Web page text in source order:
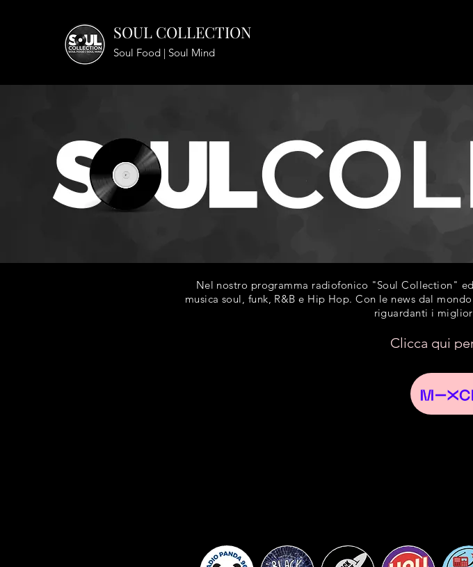
SOUL COLLECTION
Soul Food | Soul Mind
Nel nostro programma radiofonico "Soul Collection"
musica soul, funk, R&B e Hip Hop. Con le news dal
riguardanti i
Clicca qui